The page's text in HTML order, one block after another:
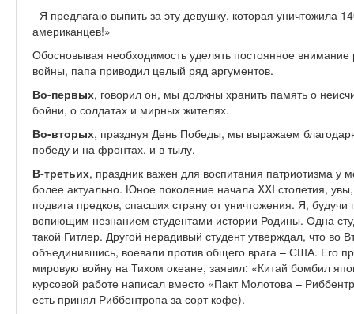
- Я предлагаю выпить за эту девушку, которая уничтожила
американцев!»
Обосновывая необходимость уделять постоянное
войны, папа приводил целый ряд аргументов.
Во-первых, говорил он, мы должны хранить память о
бойни, о солдатах и мирных жителях.
Во-вторых, празднуя День Победы, мы выражаем
победу и на фронтах, и в тылу.
В-третьих, праздник важен для воспитания патриотизма у
более актуально. Юное поколение начала XXI столетия,
подвига предков, спасших страну от уничтожения. Я,
вопиющим незнанием студентами истории Родины. Одна
такой Гитлер. Другой нерадивый студент утверждал, что
объединившись, воевали против общего врага – США. Его
мировую войну на Тихом океане, заявил: «Китай бомбил
курсовой работе написал вместо «Пакт Молотова –
есть принял Риббентропа за сорт кофе).